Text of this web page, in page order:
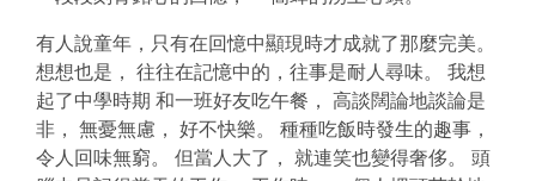
有人說童年，只有在回憶中顯現時才成就了那麼完美。
想想也是， 往往在記憶中的，往事是耐人尋味。 我想
起了中學時期 和一班好友吃午餐， 高談闊論地談論是
非， 無憂無慮， 好不快樂。 種種吃飯時發生的趣事，
令人回味無窮。 但當人大了， 就連笑也變得奢侈。 頭